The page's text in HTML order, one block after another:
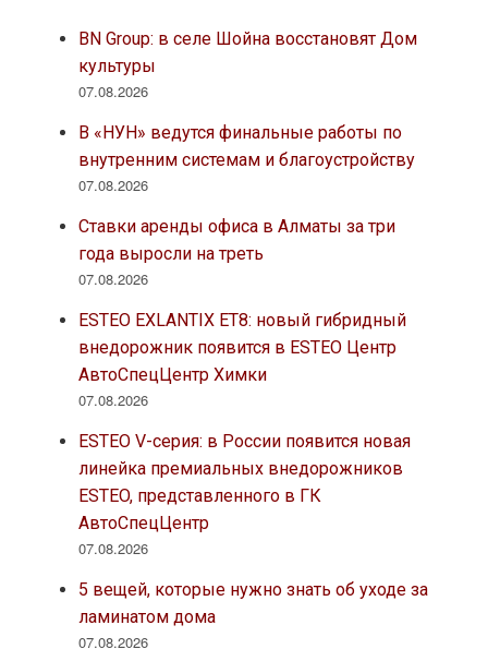
BN Group: в селе Шойна восстановят Дом
культуры
07.08.2026
В «НУН» ведутся финальные работы по
внутренним системам и благоустройству
07.08.2026
Ставки аренды офиса в Алматы за три
года выросли на треть
07.08.2026
ESTEO EXLANTIX ET8: новый гибридный
внедорожник появится в ESTEO Центр
АвтоСпецЦентр Химки
07.08.2026
ESTEO V-серия: в России появится новая
линейка премиальных внедорожников
ESTEO, представленного в ГК
АвтоСпецЦентр
07.08.2026
5 вещей, которые нужно знать об уходе за
ламинатом дома
07.08.2026